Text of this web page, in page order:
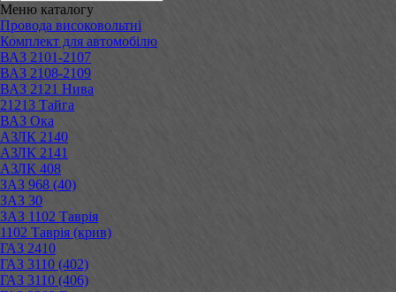
Меню каталогу
Провода високовольтні
Комплект для автомобілю
ВАЗ 2101-2107
ВАЗ 2108-2109
ВАЗ 2121 Нива
21213 Тайга
ВАЗ Ока
АЗЛК 2140
АЗЛК 2141
АЗЛК 408
ЗАЗ 968 (40)
ЗАЗ 30
ЗАЗ 1102 Таврія
1102 Таврія (крив)
ГАЗ 2410
ГАЗ 3110 (402)
ГАЗ 3110 (406)